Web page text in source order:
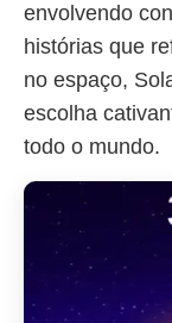
envolvendo
histórias que
no espaço,
escolha
todo o mundo.